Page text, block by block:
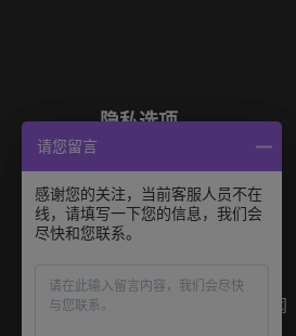
隐私选项
Cookie政策
展会信息
可持续发展
Built by RX
其他励展展会 励展新闻
请您留言
感谢您的关注，当前客服人员不在
线，请填写一下您的信息，我们会
尽快和您联系。